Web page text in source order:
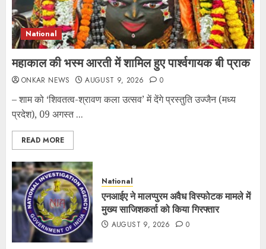
National
महाकाल की भस्म आरती में शामिल हुए पार्श्वगायक बी प्राक
ONKAR NEWS AUGUST 9, 2026 0
– शाम को ‘शिवतत्व-श्रावण कला उत्सव’ में देंगे प्रस्तुति उज्जैन (मध्य
प्रदेश), 09 अगस्त ...
READ MORE
National
एनआईए ने मालप्पुरम अवैध विस्फोटक मामले में
मुख्य साजिशकर्ता को किया गिरफ्तार
AUGUST 9, 2026 0